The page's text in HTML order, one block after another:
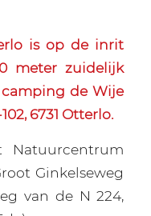
is op de inrit
meter zuidelijk
de Wije
6731 Otterlo.
Ginkelseweg
van de N 224,